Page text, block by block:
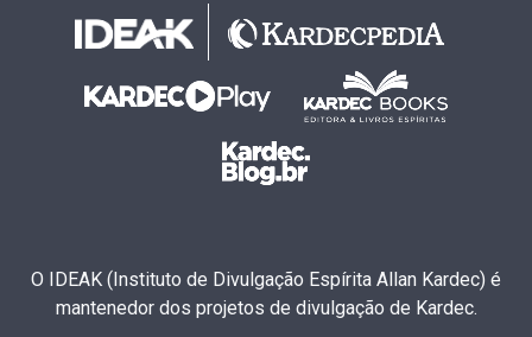
O IDEAK (Instituto de Divulgação Espírita Allan Kardec) é
mantenedor dos projetos de divulgação de Kardec.